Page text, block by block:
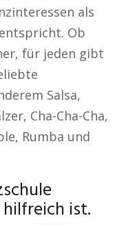
als
Ob
für jeden gibt
Salsa,
Cha-Cha-Cha,
Rumba und
ist.